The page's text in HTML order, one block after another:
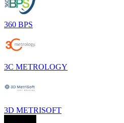
360 BPS
3C METROLOGY
3D METRISOFT